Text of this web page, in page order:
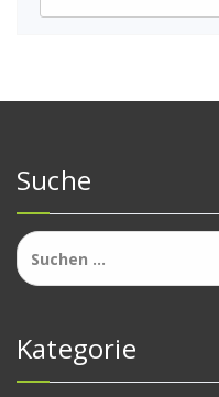
Suche
Suchen
nach:
Kategorie